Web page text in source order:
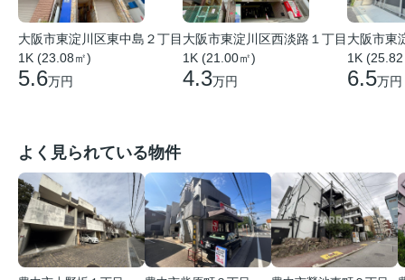
大阪市東淀川区東中島２丁目
1K (23.08㎡)
5.6万円
大阪市東淀川区西淡路１丁目
1K (21.00㎡)
4.3万円
大阪市東
1K
6.5万円
よく見られている物件